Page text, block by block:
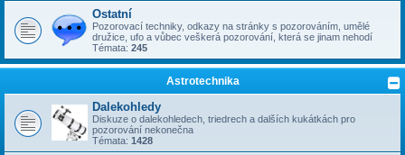
Ostatní
Pozorovací techniky, odkazy na stránky s pozorováním, umělé
družice, ufo a vůbec veškerá pozorování, která se jinam nehodí
Témata: 245
Astrotechnika
Dalekohledy
Diskuze o dalekohledech, triedrech a dalších kukátkách pro
pozorování nekonečna
Témata: 1428